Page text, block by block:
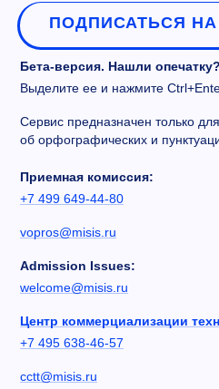
ПОДПИСАТЬСЯ
Бета-версия. Нашли опечатку?
Выделите ее и нажмите
Сервис предназначен только
об орфографических и
Приемная комиссия:
+7 499 649-44-80
vopros@misis.ru
Admission Issues:
welcome@misis.ru
Центр коммерциализации
+7 495 638-46-57
cctt@misis.ru